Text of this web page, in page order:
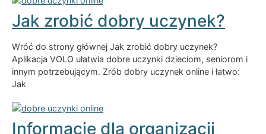
Jak zrobić dobry uczynek?
Wróć do strony głównej Jak zrobić dobry uczynek?
Aplikacja VOLO ułatwia dobre uczynki dzieciom, seniorom i
innym potrzebującym. Zrób dobry uczynek online i łatwo:
Jak
Informacje dla organizacji